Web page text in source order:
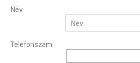
Név
Telefonszám